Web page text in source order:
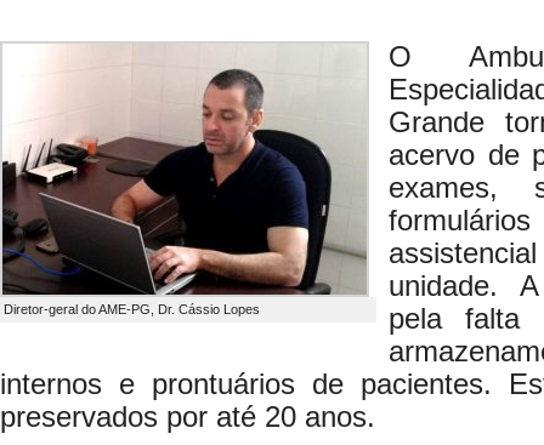
Diretor-geral do AME-PG, Dr. Cássio Lopes
O
Grande
acervo de
exames,
unidade.
pela falta
internos e prontuários de pacientes.
preservados por até 20 anos.